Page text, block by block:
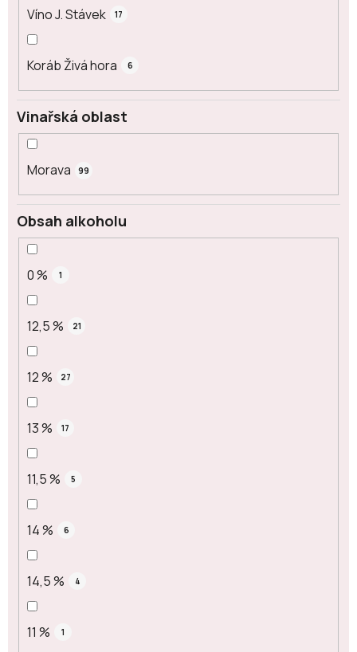
Víno J. Stávek 17
Koráb Živá hora 6
Vinařská oblast
Morava 99
Obsah alkoholu
0 % 1
12,5 % 21
12 % 27
13 % 17
11,5 % 5
14 % 6
14,5 % 4
11 % 1